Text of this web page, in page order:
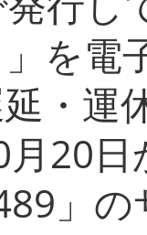
を電
・運
20
」